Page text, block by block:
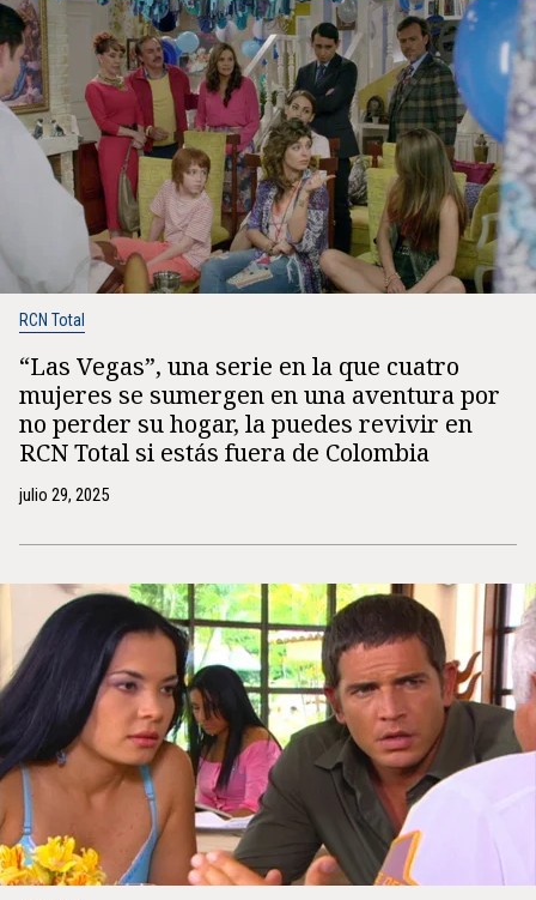
RCN Total
“Las Vegas”, una serie en la que cuatro
mujeres se sumergen en una aventura por
no perder su hogar, la puedes revivir en
RCN Total si estás fuera de Colombia
julio 29, 2025